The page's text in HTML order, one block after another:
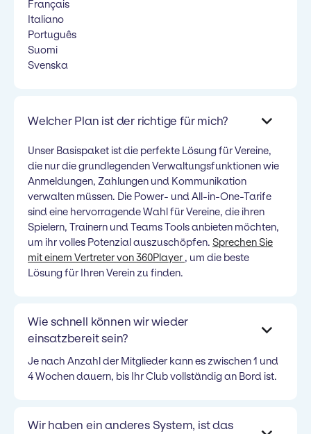
Français
Italiano
Português
Suomi
Svenska
Welcher Plan ist der richtige für mich?
Unser Basispaket ist die perfekte Lösung für Vereine,
die nur die grundlegenden Verwaltungsfunktionen wie
Anmeldungen, Zahlungen und Kommunikation
verwalten müssen. Die Power- und All-in-One-Tarife
sind eine hervorragende Wahl für Vereine, die ihren
Spielern, Trainern und Teams Tools anbieten möchten,
um ihr volles Potenzial auszuschöpfen. Sprechen Sie
mit einem Vertreter von 360Player , um die beste
Lösung für Ihren Verein zu finden.
Wie schnell können wir wieder
einsatzbereit sein?
Je nach Anzahl der Mitglieder kann es zwischen 1 und
4 Wochen dauern, bis Ihr Club vollständig an Bord ist.
Wir haben ein anderes System, ist das